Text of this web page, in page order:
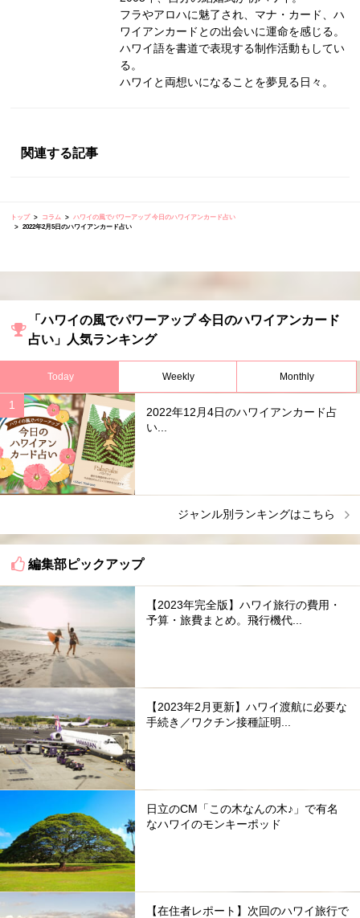
フラやアロハに魅了され、マナ・カード、ハ
ワイアンカードとの出会いに運命を感じる。
ハワイ語を書道で表現する制作活動もしてい
る。
ハワイと両想いになることを夢見る日々。
関連する記事
トップ コラム
ハワイの風でパワーアップ 今日のハワイアンカード占い
2022年2月5日のハワイアンカード占い
「ハワイの風でパワーアップ 今日のハワイアンカード
占い」人気ランキング
Today Weekly Monthly
2022年12月4日のハワイアンカード占
い...
ジャンル別ランキングはこちら
編集部ピックアップ
【2023年完全版】ハワイ旅行の費用・
予算・旅費まとめ。飛行機代...
【2023年2月更新】ハワイ渡航に必要な
手続き／ワクチン接種証明...
日立のCM「この木なんの木♪」で有名
なハワイのモンキーポッド
【在住者レポート】次回のハワイ旅行で